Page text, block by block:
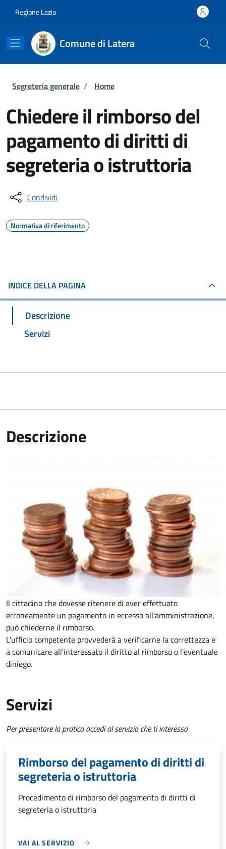
Regione Lazio
Comune di Latera
Briciole di pane
Segreteria generale / Home
Chiedere il rimborso del
pagamento di diritti di
segreteria o istruttoria
Condividi
Normativa di riferimento
INDICE DELLA PAGINA
Descrizione
Servizi
Descrizione
Il cittadino che dovesse ritenere di aver effettuato
erroneamente un pagamento in eccesso all'amministrazione,
può chiederne il rimborso.
L'ufficio competente provvederà a verificarne la correttezza e
a comunicare all'interessato il diritto al rimborso o l'eventuale
diniego.
Servizi
Per presentare la pratica accedi al servizio che ti interessa
Rimborso del pagamento di diritti di
segreteria o istruttoria
Procedimento di rimborso del pagamento di diritti di
segreteria o istruttoria
VAI AL SERVIZIO